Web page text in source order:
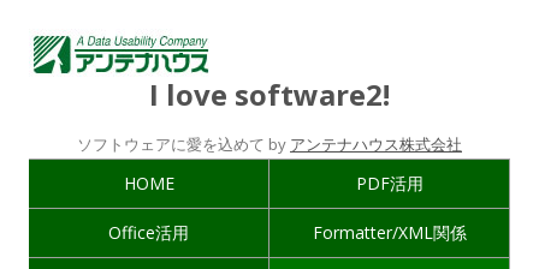
I love software2!
ソフトウェアに愛を込めて by アンテナハウス株式会社
HOME PDF活用
Office活用 Formatter/XML関係